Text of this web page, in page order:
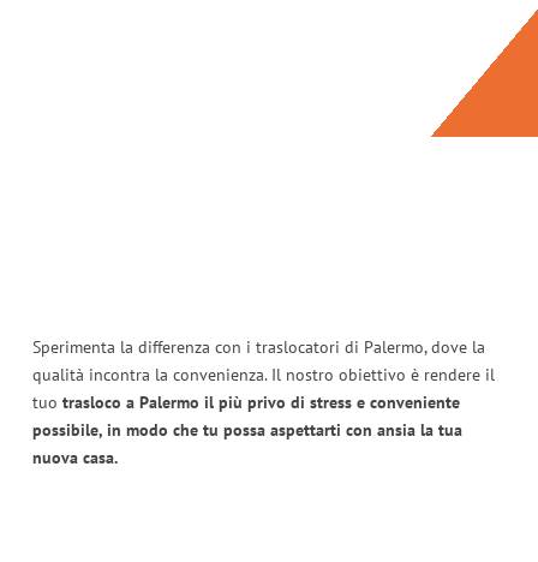
Sperimenta la differenza con i traslocatori di Palermo, dove la
qualità incontra la convenienza. Il nostro obiettivo è rendere il
tuo trasloco a Palermo il più privo di stress e conveniente
possibile, in modo che tu possa aspettarti con ansia la tua
nuova casa.